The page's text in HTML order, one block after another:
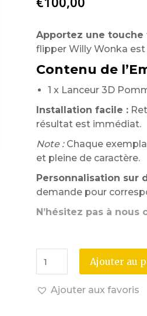
Apportez une
flipper Willy Wonka
Contenu de
1 x Lanceur 3D
Installation facile :
résultat est immédiat.
Note :Chaque
et pleine de caractère.
Personnalisation sur
demande pour
N’hésitez pas à
Ajouter au
Ajouter aux favoris